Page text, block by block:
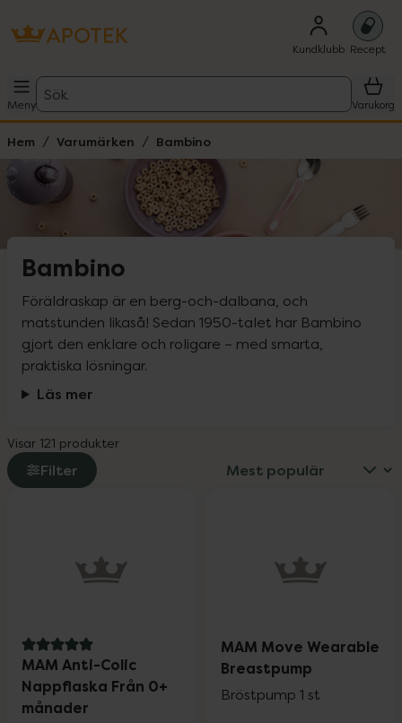
Kundklubb Recept
Meny
Sök
Varukorg
Hem Varumärken Bambino
Bambino
Föräldraskap är en berg-och-dalbana, och
matstunden likaså! Sedan 1950-talet har Bambino
gjort den enklare och roligare – med smarta,
praktiska lösningar.
Läs mer
Visar 121 produkter
Filter
5 av 5 i omdöme
MAM Anti-Colic
Nappflaska Från 0+
månader
MAM Move Wearable
Breastpump
Bröstpump 1 st